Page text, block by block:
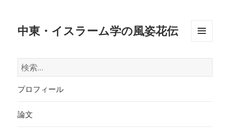
中東・イスラーム学の風姿花伝
検
索:
プロフィール
論文